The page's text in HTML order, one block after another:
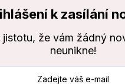
k zasílání
jistotu, že vám žádný
neunikne!